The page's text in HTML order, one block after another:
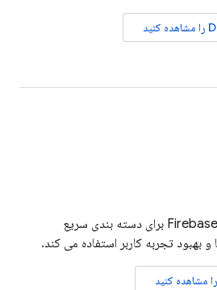
برای دسته بندی سریع
بهبود تجربه کاربر استفاده می کند.